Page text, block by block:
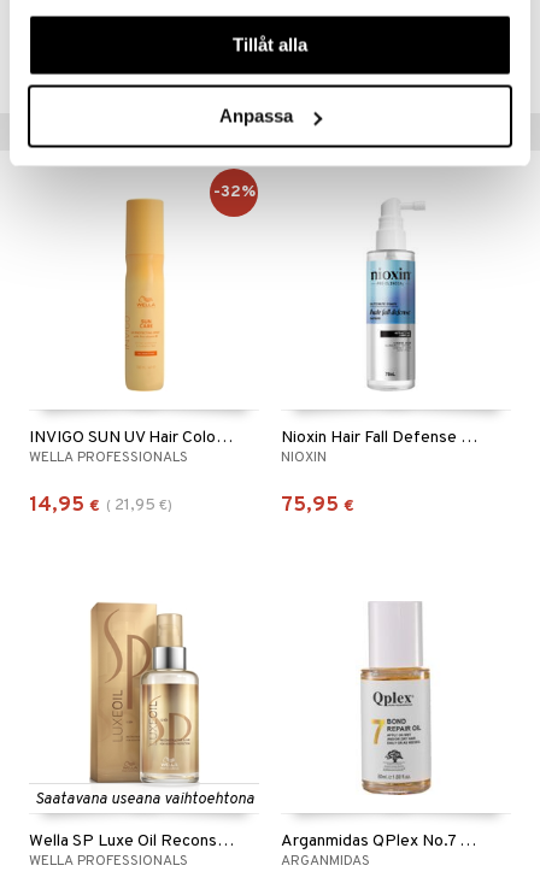
våra cookies vid fortsatt användande av vår webbplats.
Tillåt alla
Anpassa
Tuotenumero
Suositut tuotteet
INVIGO SUN UV Hair Color Protection Spray
WELLA PROFESSIONALS
14,95 € ( 21,95 €)
-32%
Nioxin Hair Fall Defense Serum
NIOXIN
75,95 €
Saatavana useana vaihtoehtona
Wella SP Luxe Oil Reconstructive Elixir
WELLA PROFESSIONALS
Arganmidas QPlex No.7 Bond Repair Oil
ARGANMIDAS